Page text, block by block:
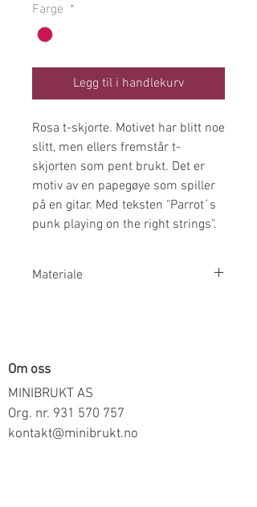
Farge *
Legg til i handlekurv
Rosa t-skjorte. Motivet har blitt noe
slitt, men ellers fremstår t-
skjorten som pent brukt. Det er
motiv av en papegøye som spiller
på en gitar. Med teksten "Parrot´s
punk playing on the right strings".
Materiale
Om oss
MINIBRUKT AS
Org. nr. 931 570 757
kontakt@minibrukt.no